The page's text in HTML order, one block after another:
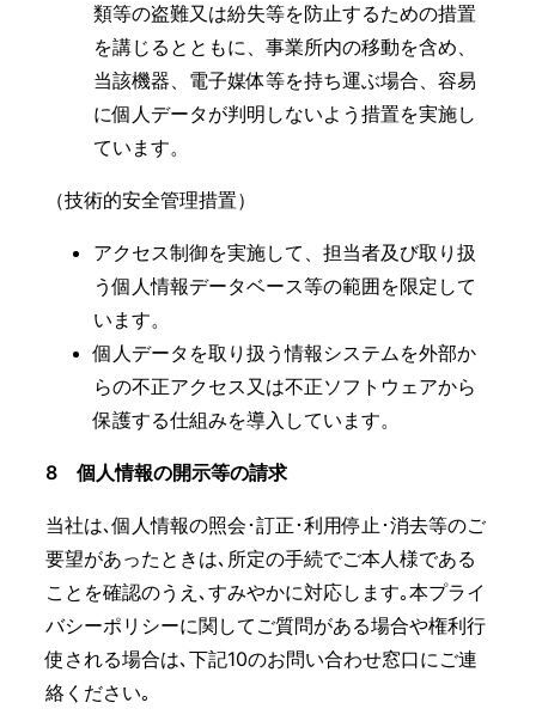
類等の盗難又は紛失等を防止するための措置
を講じるとともに、事業所内の移動を含め、
当該機器、電子媒体等を持ち運ぶ場合、容易
に個人データが判明しないよう措置を実施し
ています。
（技術的安全管理措置）
アクセス制御を実施して、担当者及び取り扱
う個人情報データベース等の範囲を限定して
います。
個人データを取り扱う情報システムを外部か
らの不正アクセス又は不正ソフトウェアから
保護する仕組みを導入しています。
8 個人情報の開示等の請求
当社は､個人情報の照会･訂正･利用停止･消去等のご
要望があったときは､所定の手続でご本人様である
ことを確認のうえ､すみやかに対応します｡本プライ
バシーポリシーに関してご質問がある場合や権利行
使される場合は､下記10のお問い合わせ窓口にご連
絡ください｡